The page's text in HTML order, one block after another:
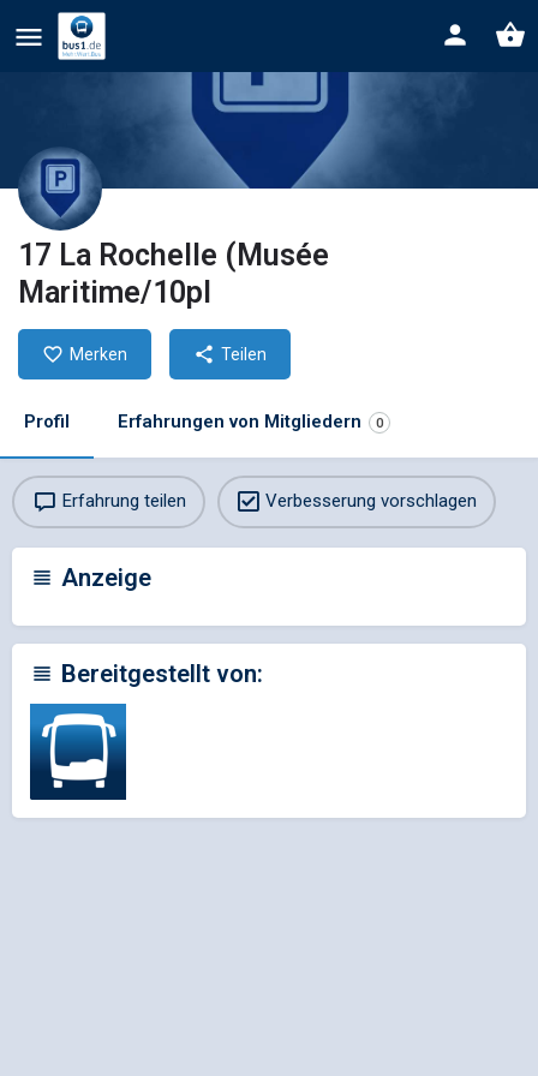
17 La Rochelle (Musée
Maritime/10pl
Merken Teilen
Profil Erfahrungen von Mitgliedern 0
Erfahrung teilen Verbesserung vorschlagen
Anzeige
Bereitgestellt von: